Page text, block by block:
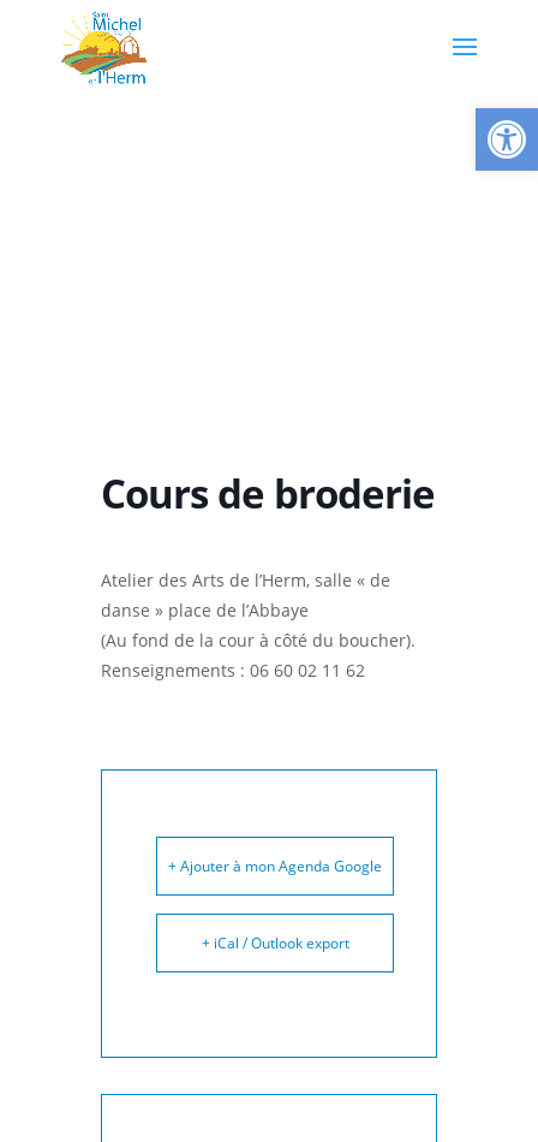
Cours de broderie
Atelier des Arts de l’Herm, salle « de
danse » place de l’Abbaye
(Au fond de la cour à côté du boucher).
Renseignements : 06 60 02 11 62
+ Ajouter à mon Agenda Google
+ iCal / Outlook export
Ouvrir